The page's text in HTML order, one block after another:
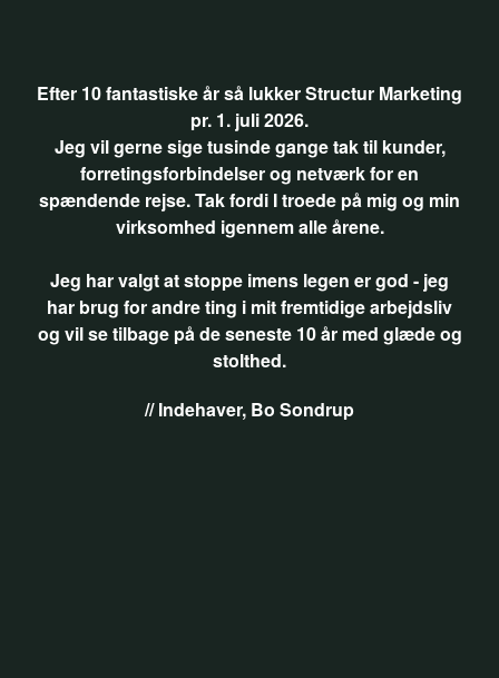
Efter 10 fantastiske år så lukker Structur Marketing
pr. 1. juli 2026.
Jeg vil gerne sige tusinde gange tak til kunder,
forretingsforbindelser og netværk for en
spændende rejse. Tak fordi I troede på mig og min
virksomhed igennem alle årene.
Jeg har valgt at stoppe imens legen er god - jeg
har brug for andre ting i mit fremtidige arbejdsliv
og vil se tilbage på de seneste 10 år med glæde og
stolthed.
// Indehaver, Bo Sondrup